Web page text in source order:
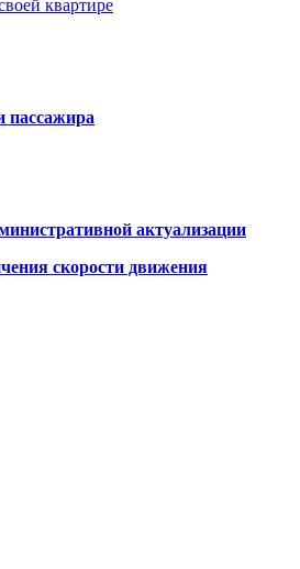
квартире
пассажира
актуализации
скорости движения